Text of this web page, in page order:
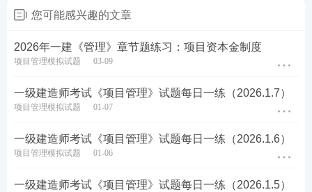
5、下列关于工程质量监督工作的说法，错误的有（
）。
工程实体质量进行的监督检查
您可能感兴趣的文章
2026年一建《管理》章节题练习：项目资本金制度
项目管理模拟试题 03-09
一级建造师考试《项目管理》试题每日一练（2026.1.7）
项目管理模拟试题 01-07
一级建造师考试《项目管理》试题每日一练（2026.1.6）
项目管理模拟试题 01-06
一级建造师考试《项目管理》试题每日一练（2026.1.5）